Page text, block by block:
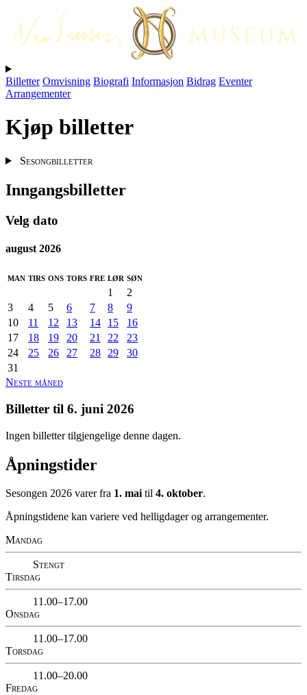
Billetter Omvisning Biografi Informasjon Bidrag Eventer
Arrangementer
Kjøp billetter
Sesongbilletter
Inngangsbilletter
Velg dato
august 2026
man tirs ons tors fre lør søn
1
2
3
4 5 6 7 8
9
10
11 12 13 14 15
16
17
18 19 20 21 22
23
24
25 26 27 28 29
30
31
Neste måned
Billetter til 6. juni 2026
Ingen billetter tilgjengelige denne dagen.
Åpningstider
Sesongen 2026 varer fra 1. maitil 4. oktober.
Åpningstidene kan variere ved helligdager og arrangementer.
Mandag
Stengt
Tirsdag
11.00–17.00
Onsdag
11.00–17.00
Torsdag
11.00–20.00
Fredag